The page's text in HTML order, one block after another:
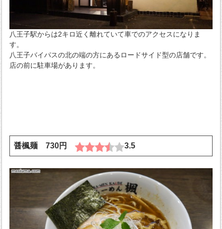
八王子駅からは2キロ近く離れていて車でのアクセスになりま
す。
八王子バイパスの北の端の方にあるロードサイド型の店舗です。
店の前に駐車場があります。
醤楓麺 730円 3.5